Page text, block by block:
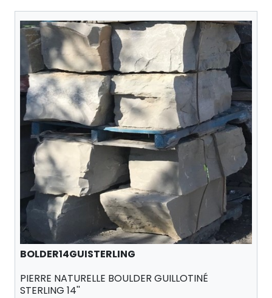
BOLDER14GUISTERLING
PIERRE NATURELLE BOULDER GUILLOTINÉ
STERLING 14''